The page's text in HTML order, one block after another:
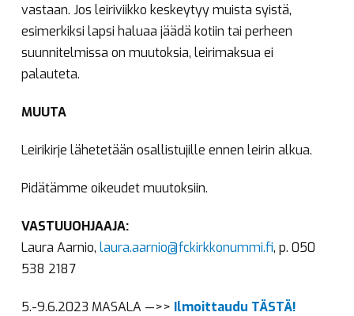
vastaan. Jos leiriviikko keskeytyy muista syistä,
esimerkiksi lapsi haluaa jäädä kotiin tai perheen
suunnitelmissa on muutoksia, leirimaksua ei
palauteta.
MUUTA
Leirikirje lähetetään osallistujille ennen leirin alkua.
Pidätämme oikeudet muutoksiin.
VASTUUOHJAAJA:
Laura Aarnio, laura.aarnio@fckirkkonummi.fi, p. 050
538 2187
5.-9.6.2023 MASALA —>> Ilmoittaudu TÄSTÄ!